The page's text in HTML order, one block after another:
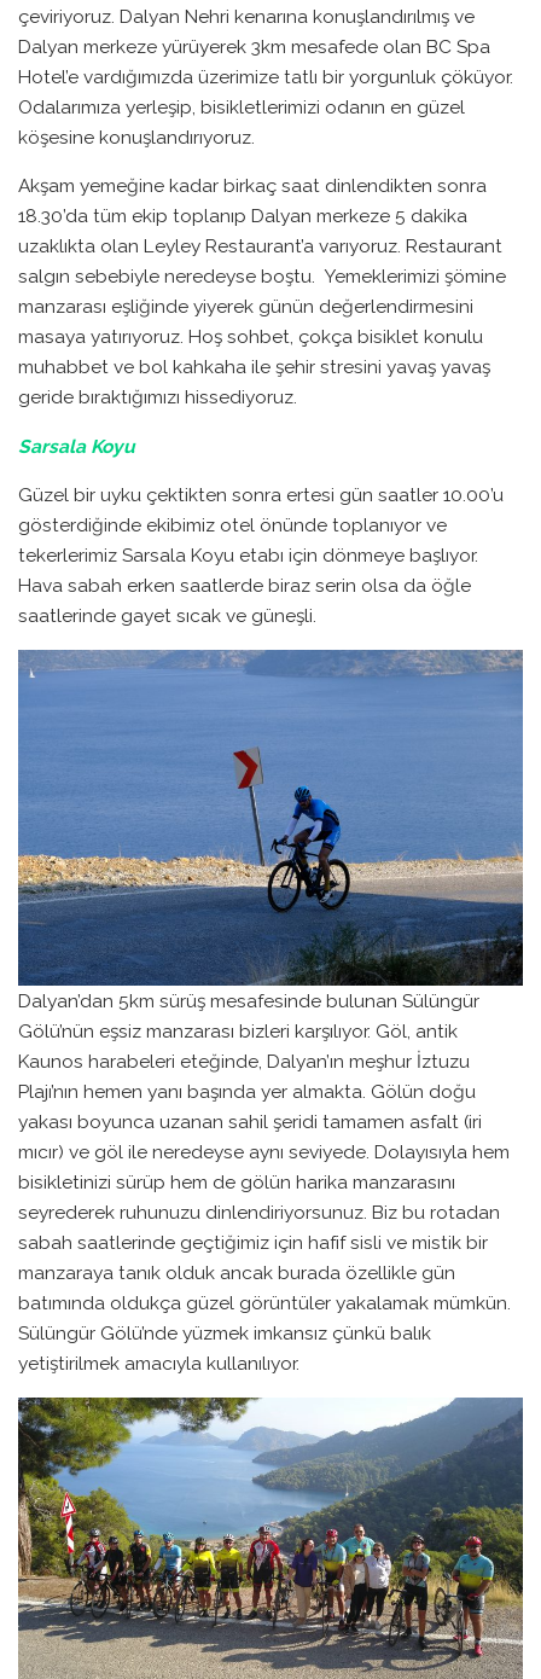
çeviriyoruz. Dalyan Nehri kenarına konuşlandırılmış ve
Dalyan merkeze yürüyerek 3km mesafede olan BC Spa
Hotel’e vardığımızda üzerimize tatlı bir yorgunluk çöküyor.
Odalarımıza yerleşip, bisikletlerimizi odanın en güzel
köşesine konuşlandırıyoruz.
Akşam yemeğine kadar birkaç saat dinlendikten sonra
18.30’da tüm ekip toplanıp Dalyan merkeze 5 dakika
uzaklıkta olan Leyley Restaurant’a varıyoruz. Restaurant
salgın sebebiyle neredeyse boştu. Yemeklerimizi şömine
manzarası eşliğinde yiyerek günün değerlendirmesini
masaya yatırıyoruz. Hoş sohbet, çokça bisiklet konulu
muhabbet ve bol kahkaha ile şehir stresini yavaş yavaş
geride bıraktığımızı hissediyoruz.
Sarsala Koyu
Güzel bir uyku çektikten sonra ertesi gün saatler 10.00’u
gösterdiğinde ekibimiz otel önünde toplanıyor ve
tekerlerimiz Sarsala Koyu etabı için dönmeye başlıyor.
Hava sabah erken saatlerde biraz serin olsa da öğle
saatlerinde gayet sıcak ve güneşli.
Dalyan’dan 5km sürüş mesafesinde bulunan Sülüngür
Gölü’nün eşsiz manzarası bizleri karşılıyor. Göl, antik
Kaunos harabeleri eteğinde, Dalyan’ın meşhur İztuzu
Plajı’nın hemen yanı başında yer almakta. Gölün doğu
yakası boyunca uzanan sahil şeridi tamamen asfalt (iri
mıcır) ve göl ile neredeyse aynı seviyede. Dolayısıyla hem
bisikletinizi sürüp hem de gölün harika manzarasını
seyrederek ruhunuzu dinlendiriyorsunuz. Biz bu rotadan
sabah saatlerinde geçtiğimiz için hafif sisli ve mistik bir
manzaraya tanık olduk ancak burada özellikle gün
batımında oldukça güzel görüntüler yakalamak mümkün.
Sülüngür Gölü’nde yüzmek imkansız çünkü balık
yetiştirilmek amacıyla kullanılıyor.